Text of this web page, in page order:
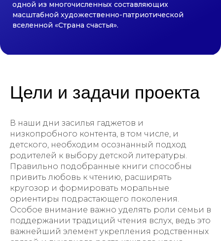
Цели и задачи проекта
В наши дни засилья гаджетов и
низкопробного контента, в том числе, и
детского, необходим осознанный подход
родителей к выбору детской литературы.
Правильно подобранные книги способны
привить любовь к чтению, расширять
кругозор и формировать моральные
ориентиры подрастающего поколения.
Особое внимание важно уделять роли семьи в
поддержании традиций чтения вслух, ведь это
важнейший элемент укрепления родственных